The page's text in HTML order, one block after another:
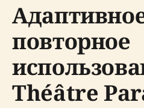
повторное
Théâtre